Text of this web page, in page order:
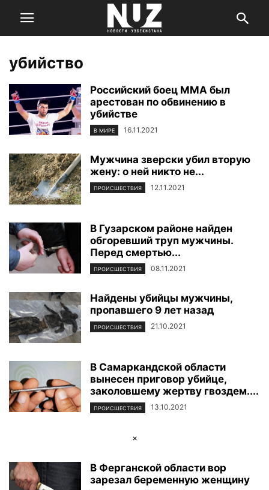
убийство
Российский боец ММА был
арестован по обвинению в
убийстве
В МИРЕ 16.11.2021
Мужчина зверски убил вторую
жену: о ней никто не...
ПРОИСШЕСТВИЯ 12.11.2021
В Гузарском районе найден
обгоревший труп мужчины.
Перед смертью...
ПРОИСШЕСТВИЯ 08.11.2021
Найдены убийцы мужчины,
пропавшего 9 лет назад
ПРОИСШЕСТВИЯ 21.10.2021
В Самаркандской области
вынесен приговор убийце,
заколовшему жертву гвоздем....
ПРОИСШЕСТВИЯ 13.10.2021
×
В Ферганской области вор
зарезал беременную женщину